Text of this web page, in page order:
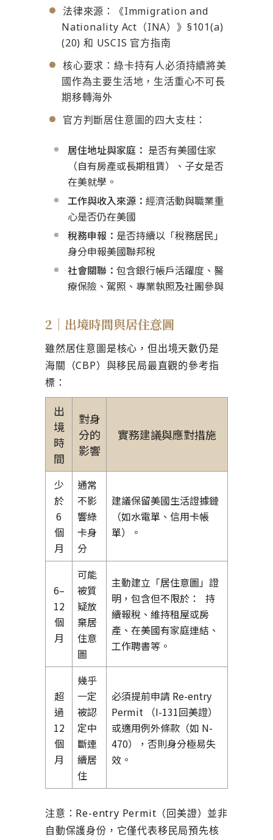
法律來源：《Immigration and
Nationality Act（INA）》§101(a)
(20) 和 USCIS 官方指南
核心要求：綠卡持有人必須持續將美
國作為主要生活地，生活重心不可長
期移轉海外
官方判斷居住意圖的四大支柱：
居住地址與家庭： 是否有美國住家
（自有房產或長期租賃）、子女是否
在美就學。
工作與收入來源： 經濟活動與職業重
心是否仍在美國
稅務申報： 是否持續以「稅務居民」
身分申報美國聯邦稅
社會關聯： 包含銀行帳戶活躍度、醫
療保險、駕照、專業執照及社團參與
2｜出境時間與居住意圖
雖然居住意圖是核心，但出境天數仍是
海關（CBP）與移民局最直觀的參考指
標：
出
境
時
間
對身
分的
影響
實務建議與應對措施
少
於
6
個
月
通常
不影
響綠
卡身
分
建議保留美國生活證據鏈
（如水電單、信用卡帳
單）。
6–
12
個
月
可能
被質
疑放
棄居
住意
圖
主動建立「居住意圖」證
明，包含但不限於： 持
續報稅、維持租屋或房
產、在美國有家庭連結、
工作聘書等。
超
過
12
個
月
幾乎
一定
被認
定中
斷連
續居
住
必須提前申請 Re-entry
Permit （I-131回美證）
或適用例外條款（如 N-
470），否則身分極易失
效。
注意：Re-entry Permit（回美證）並非
自動保護身份，它僅代表移民局預先核